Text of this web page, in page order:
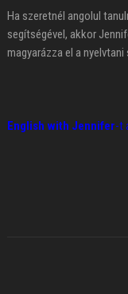
Ha szeretnél angolul
segítségével, akkor
magyarázza el a
English with Jennifer-t